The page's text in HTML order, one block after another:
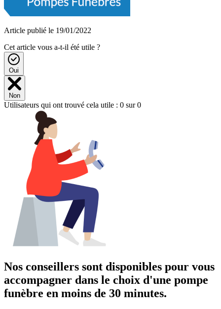
Article publié le 19/01/2022
Cet article vous a-t-il été utile ?
Oui
Non
Utilisateurs qui ont trouvé cela utile : 0 sur 0
Nos conseillers sont disponibles pour vous
accompagner dans le choix d'une pompe
funèbre en moins de 30 minutes.